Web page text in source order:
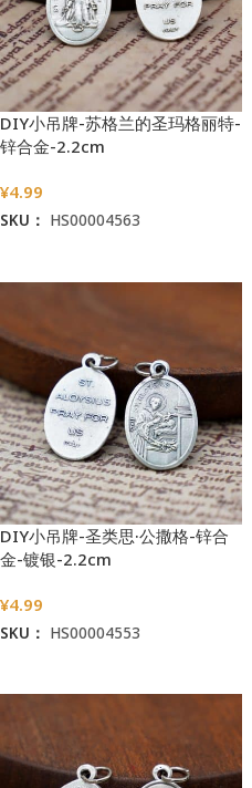
DIY小吊牌-苏格兰的圣玛格丽特-
锌合金-2.2cm
¥4.99
SKU： HS00004563
DIY小吊牌-圣类思·公撒格-锌合
金-镀银-2.2cm
¥4.99
SKU： HS00004553